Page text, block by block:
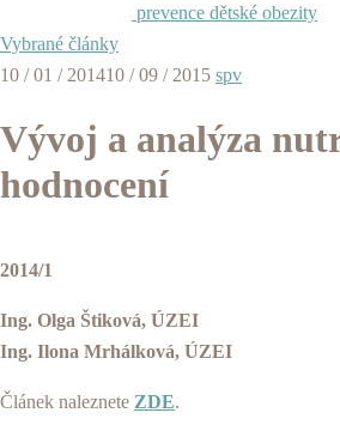
prevence dětské obezity
Vybrané články
10 / 01 / 201410 / 09 / 2015 spv
Vývoj a analýza
hodnocení
2014/1
Ing. Olga Štiková, ÚZEI
Ing. Ilona Mrhálková, ÚZEI
Článek naleznete ZDE.